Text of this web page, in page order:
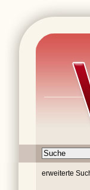
erweiterte